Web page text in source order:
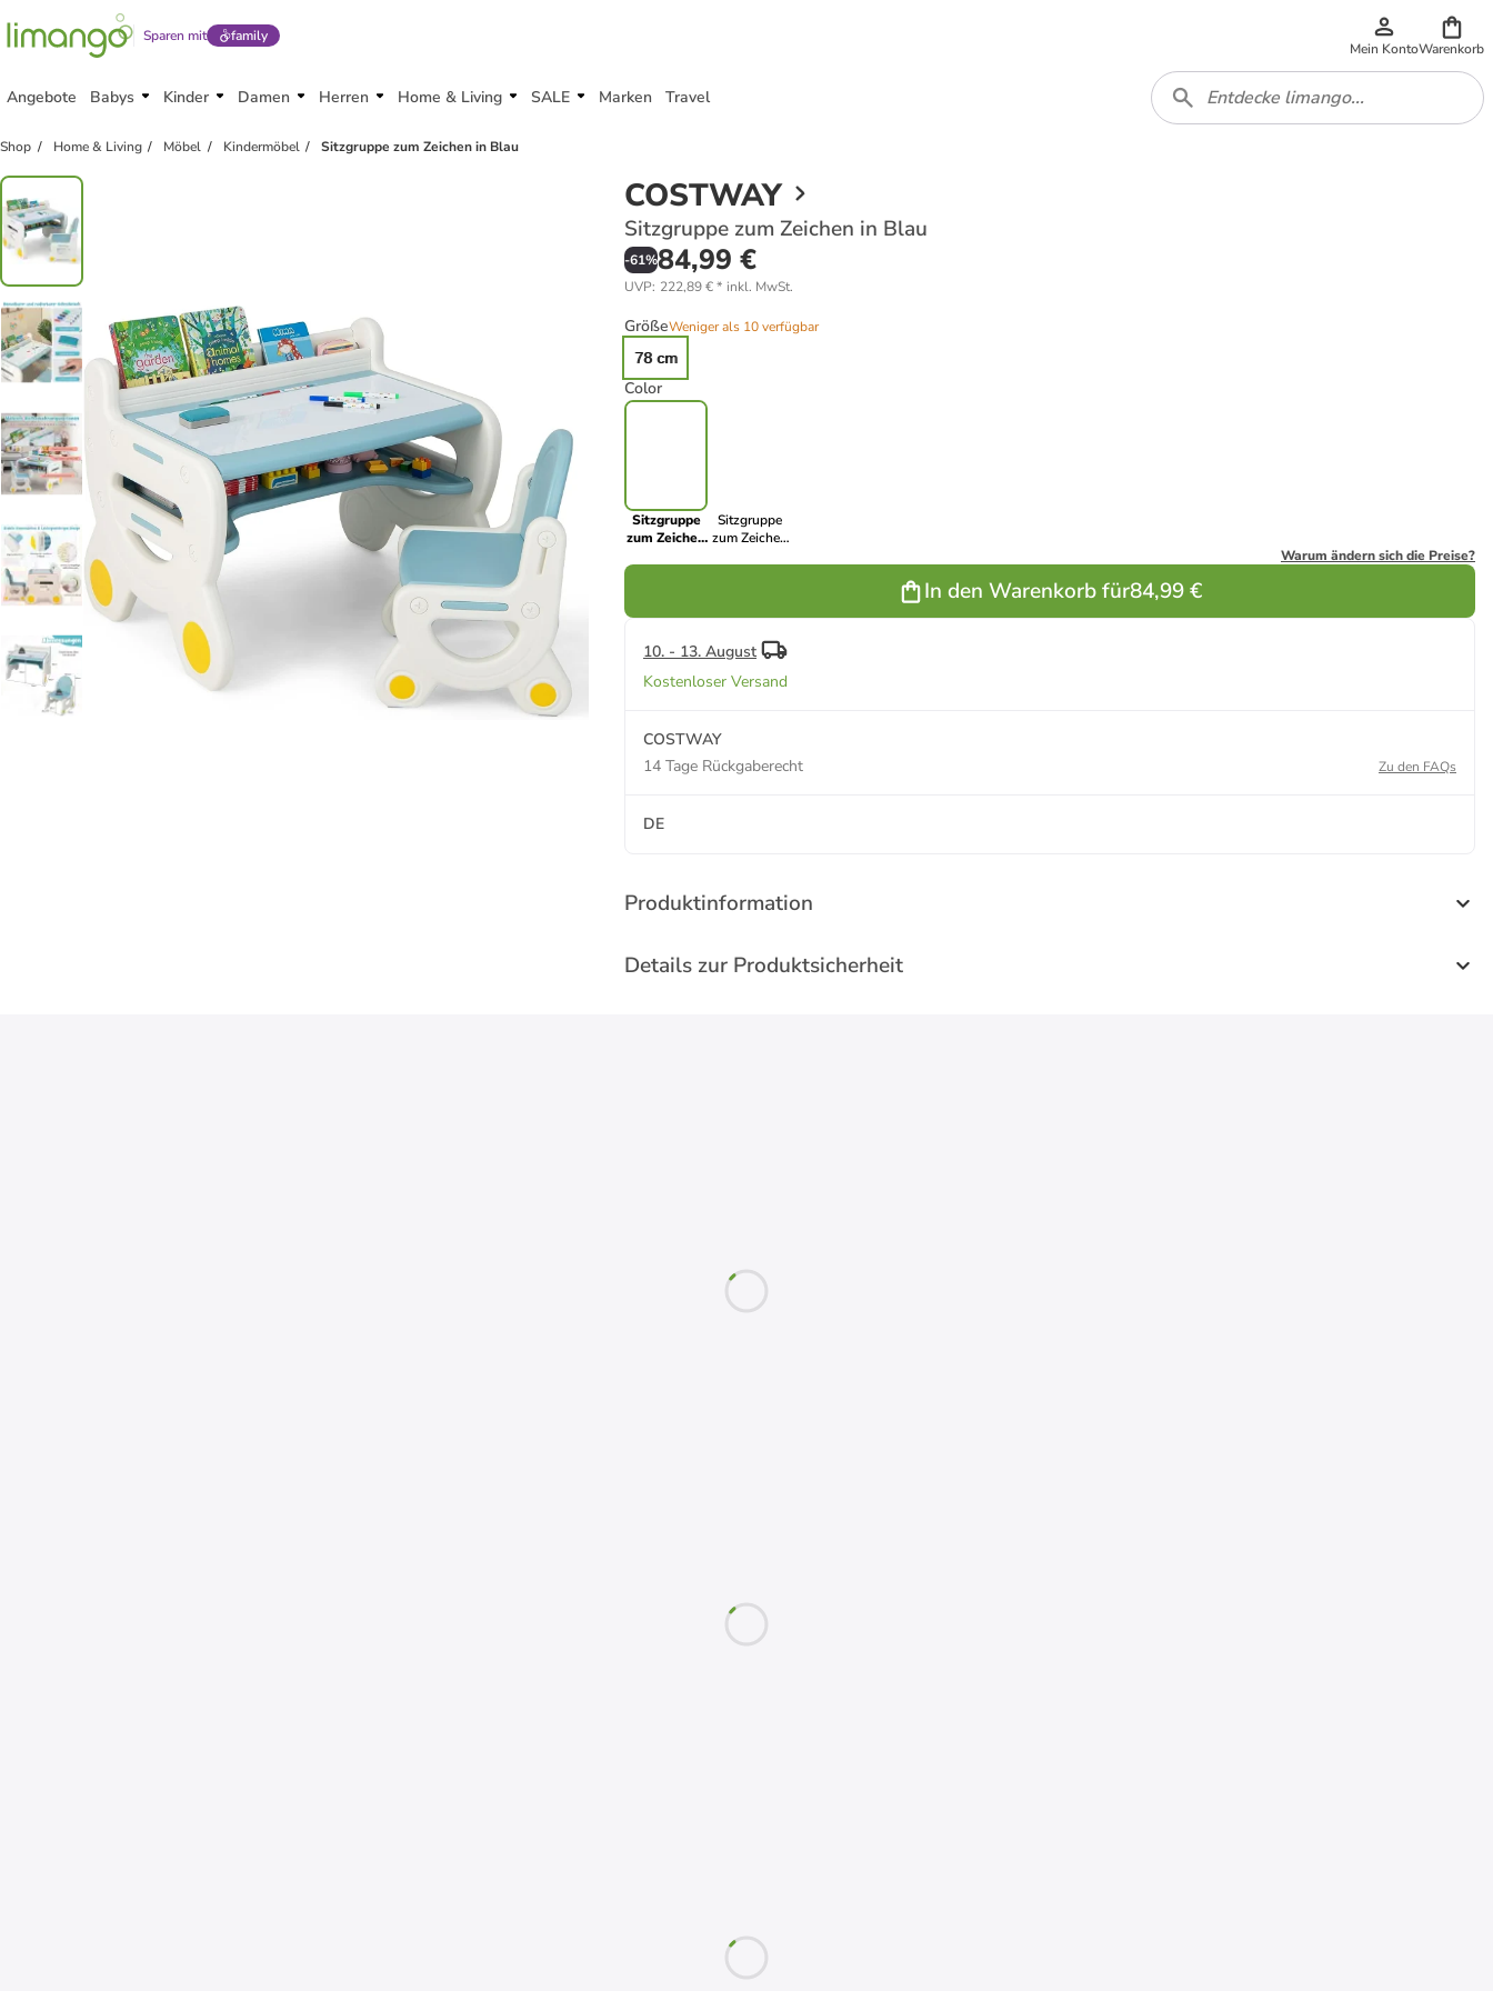
Sparen mit family
Mein KontoWarenkorb
Angebote Babys Kinder Damen Herren Home & Living SALE Marken Travel
Shop Home & Living Möbel Kindermöbel Sitzgruppe zum Zeichen in Blau
COSTWAY
Sitzgruppe zum Zeichen in Blau
-61%84,99 €
UVP: 222,89 €* inkl. MwSt.
GrößeWeniger als 10 verfügbar
78 cm
Color
Sitzgruppe
zum Zeichen
Sitzgruppe
zum Zeichen
Warum ändern sich die Preise?
In den Warenkorb für84,99 €
10. - 13. August
Kostenloser Versand
COSTWAY
14 Tage Rückgaberecht
Zu den FAQs
DE
Produktinformation
Details zur Produktsicherheit